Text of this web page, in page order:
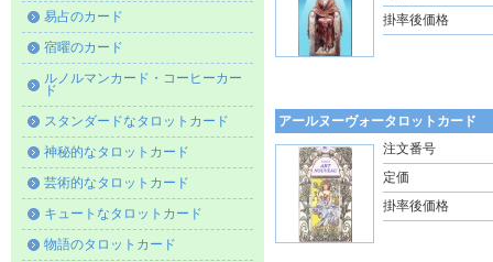
易占のカード
宿曜のカード
ルノルマンカード・コーヒーカー
ド
スタンダードなタロットカード
神秘的なタロットカード
芸術的なタロットカード
キュートなタロットカード
物語のタロットカード
掛率後価格
アールヌーヴォータロットカード
注文番号
定価
掛率後価格